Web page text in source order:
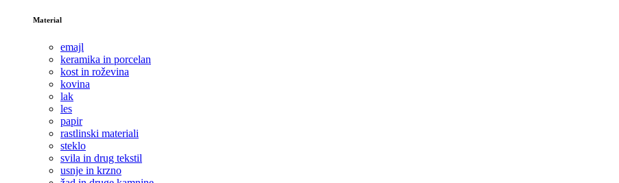
Material
emajl
keramika in porcelan
kost in roževina
kovina
lak
les
papir
rastlinski materiali
steklo
svila in drug tekstil
usnje in krzno